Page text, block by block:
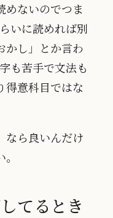
めないのでつま
いに読めれば別
かし」とか言わ
も苦手で文法も
得意科目ではな
なら良いんだけ
てるとき